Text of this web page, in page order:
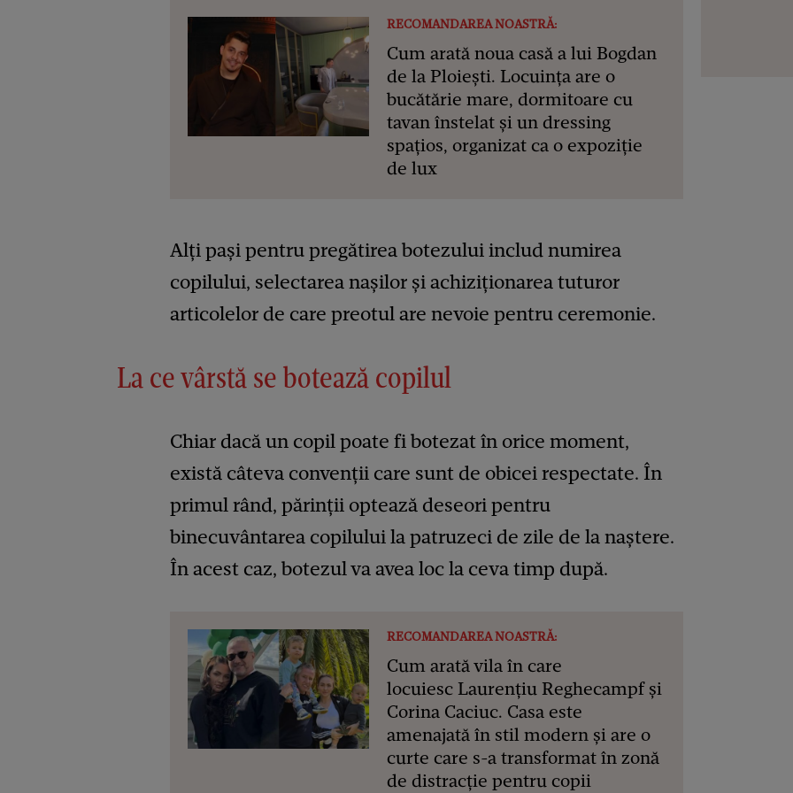
RECOMANDAREA NOASTRĂ:
Cum arată noua casă a lui Bogdan
de la Ploiești. Locuința are o
bucătărie mare, dormitoare cu
tavan înstelat și un dressing
spațios, organizat ca o expoziție
de lux
Alți pași pentru pregătirea botezului includ numirea
copilului, selectarea nașilor și achiziționarea tuturor
articolelor de care preotul are nevoie pentru ceremonie.
La ce vârstă se botează copilul
Chiar dacă un copil poate fi botezat în orice moment,
există câteva convenții care sunt de obicei respectate. În
primul rând, părinții optează deseori pentru
binecuvântarea copilului la patruzeci de zile de la naștere.
În acest caz, botezul va avea loc la ceva timp după.
RECOMANDAREA NOASTRĂ:
Cum arată vila în care
locuiesc Laurențiu Reghecampf și
Corina Caciuc. Casa este
amenajată în stil modern și are o
curte care s-a transformat în zonă
de distracție pentru copii